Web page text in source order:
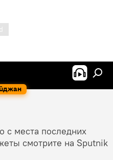
с места последних
смотрите на Sputnik